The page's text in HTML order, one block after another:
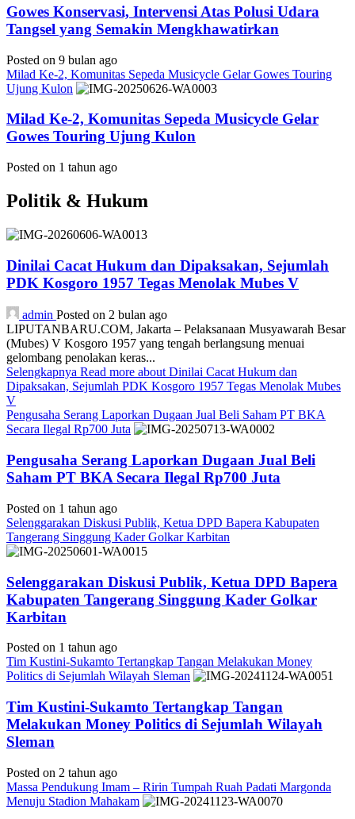
Gowes Konservasi, Intervensi Atas Polusi Udara
Tangsel yang Semakin Mengkhawatirkan
Posted on 9 bulan ago
Milad Ke-2, Komunitas Sepeda Musicycle Gelar Gowes Touring
Ujung Kulon
Milad Ke-2, Komunitas Sepeda Musicycle Gelar
Gowes Touring Ujung Kulon
Posted on 1 tahun ago
Politik & Hukum
Dinilai Cacat Hukum dan Dipaksakan, Sejumlah
PDK Kosgoro 1957 Tegas Menolak Mubes V
admin Posted on 2 bulan ago
LIPUTANBARU.COM, Jakarta – Pelaksanaan Musyawarah Besar
(Mubes) V Kosgoro 1957 yang tengah berlangsung menuai
gelombang penolakan keras...
Selengkapnya Read more about Dinilai Cacat Hukum dan
Dipaksakan, Sejumlah PDK Kosgoro 1957 Tegas Menolak Mubes
V
Pengusaha Serang Laporkan Dugaan Jual Beli Saham PT BKA
Secara Ilegal Rp700 Juta
Pengusaha Serang Laporkan Dugaan Jual Beli
Saham PT BKA Secara Ilegal Rp700 Juta
Posted on 1 tahun ago
Selenggarakan Diskusi Publik, Ketua DPD Bapera Kabupaten
Tangerang Singgung Kader Golkar Karbitan
Selenggarakan Diskusi Publik, Ketua DPD Bapera
Kabupaten Tangerang Singgung Kader Golkar
Karbitan
Posted on 1 tahun ago
Tim Kustini-Sukamto Tertangkap Tangan Melakukan Money
Politics di Sejumlah Wilayah Sleman
Tim Kustini-Sukamto Tertangkap Tangan
Melakukan Money Politics di Sejumlah Wilayah
Sleman
Posted on 2 tahun ago
Massa Pendukung Imam – Ririn Tumpah Ruah Padati Margonda
Menuju Stadion Mahakam